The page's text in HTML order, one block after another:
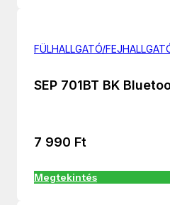
FÜLHALLGATÓ/
SEP 701BT BK
7 990 Ft
Megtekintés